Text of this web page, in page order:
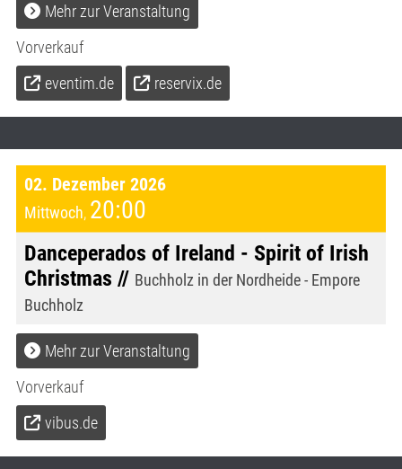
Mehr zur Veranstaltung
Vorverkauf
eventim.de
reservix.de
02. Dezember 2026
Mittwoch, 20:00
Danceperados of Ireland - Spirit of Irish
Christmas // Buchholz in der Nordheide - Empore
Buchholz
Mehr zur Veranstaltung
Vorverkauf
vibus.de